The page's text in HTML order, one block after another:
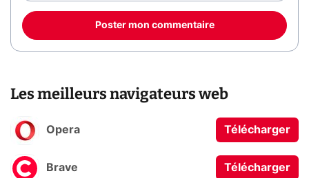
Poster mon commentaire
Les meilleurs navigateurs web
Opera Télécharger
Brave Télécharger